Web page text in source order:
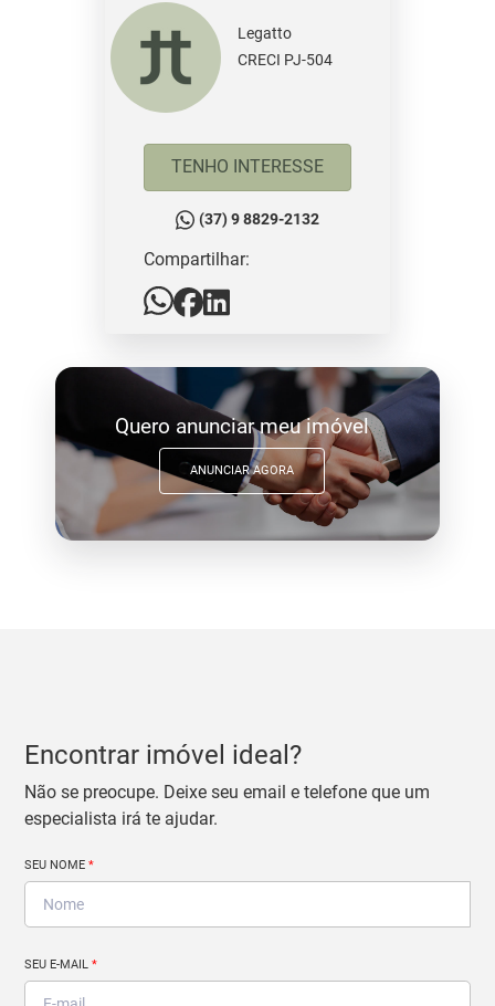
Legatto
CRECI PJ-504
TENHO INTERESSE
(37) 9 8829-2132
Compartilhar:
Quero anunciar meu imóvel
ANUNCIAR AGORA
Encontrar imóvel ideal?
Não se preocupe. Deixe seu email e telefone que um
especialista irá te ajudar.
SEU NOME*
SEU E-MAIL*